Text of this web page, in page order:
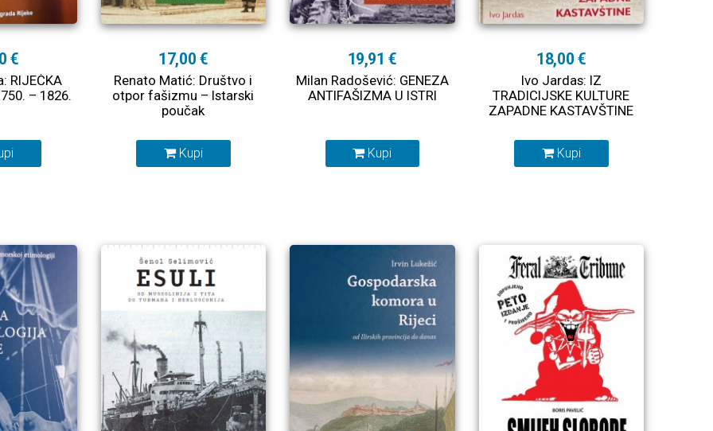
€
RIJEČKA
– 1826.
17,00 €
Renato Matić: Društvo i
otpor fašizmu – Istarski
poučak
Kupi
19,91 €
Milan Radošević: GENEZA
ANTIFAŠIZMA U ISTRI
Kupi
18,00 €
Ivo Jardas: IZ
TRADICIJSKE KULTURE
ZAPADNE KASTAVŠTINE
Kupi